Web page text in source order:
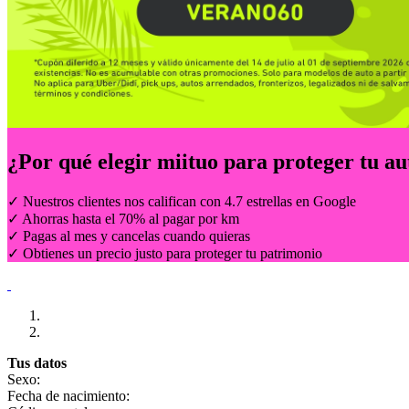
¿Por qué elegir miituo para proteger tu
✓ Nuestros clientes nos califican con 4.7 estrellas en Google
✓ Ahorras hasta el 70% al pagar por km
✓ Pagas al mes y cancelas cuando quieras
✓ Obtienes un precio justo para proteger tu patrimonio
Tus datos
Sexo:
Fecha de nacimiento: